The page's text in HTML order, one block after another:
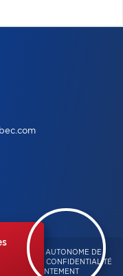
ET AUTONOME DE
DE CONFIDENTIALITÉ
DU CONSENTEMENT